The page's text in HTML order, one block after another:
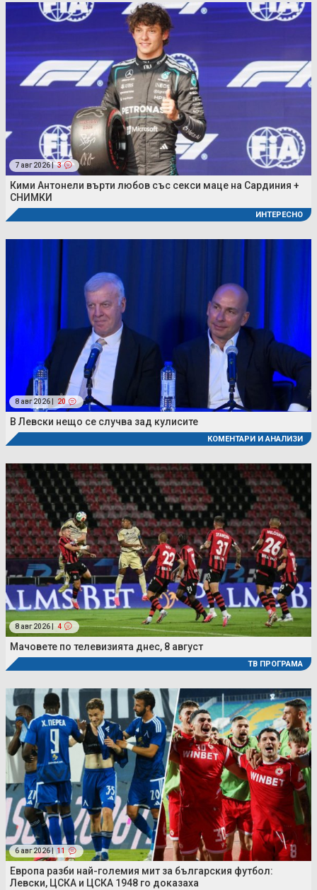
7 авг 2026 | 3
Кими Антонели върти любов със секси маце на Сардиния +
СНИМКИ
ИНТЕРЕСНО
8 авг 2026 | 20
В Левски нещо се случва зад кулисите
КОМЕНТАРИ И АНАЛИЗИ
8 авг 2026 | 4
Мачовете по телевизията днес, 8 август
ТВ ПРОГРАМА
6 авг 2026 | 11
Европа разби най-големия мит за българския футбол:
Левски, ЦСКА и ЦСКА 1948 го доказаха